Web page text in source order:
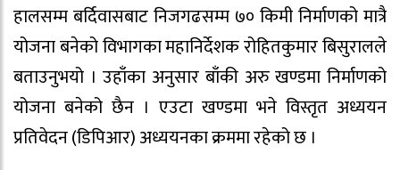
हालसम्म बर्दिवासबाट निजगढसम्म ७० किमी निर्माणको मात्रै
योजना बनेको विभागका महानिर्देशक रोहितकुमार बिसुरालले
बताउनुभयो । उहाँका अनुसार बाँकी अरु खण्डमा निर्माणको
योजना बनेको छैन । एउटा खण्डमा भने विस्तृत अध्ययन
प्रतिवेदन (डिपिआर) अध्ययनका क्रममा रहेको छ ।